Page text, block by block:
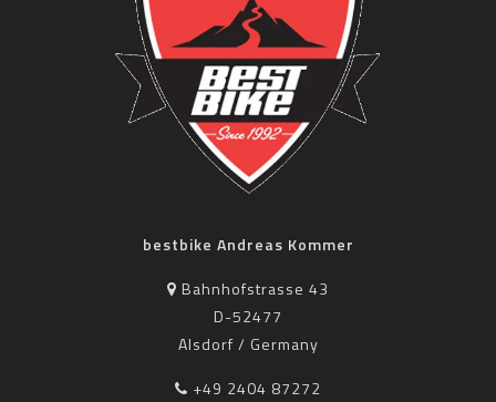
bestbike Andreas Kommer
Bahnhofstrasse 43
D-52477
Alsdorf / Germany
+49 2404 87272